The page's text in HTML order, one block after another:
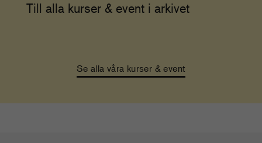
Till alla kurser & event i arkivet
Se alla våra kurser & event